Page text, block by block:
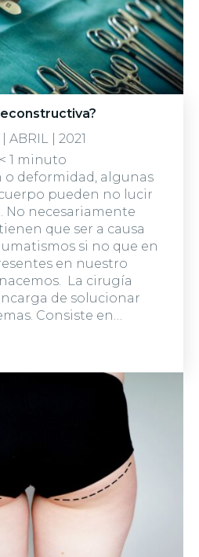
ABRIL | 2021
< 1 minuto
o deformidad, algunas
pueden no lucir
No necesariamente
que ser a causa
si no que en
en nuestro
La cirugía
de solucionar
Consiste en…